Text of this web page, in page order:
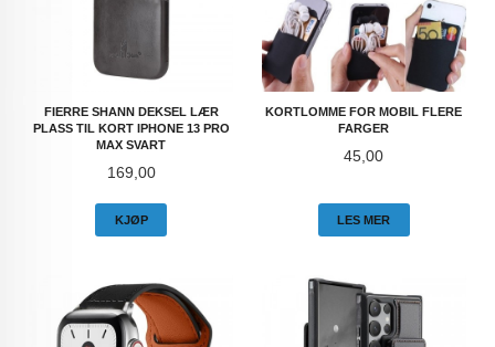
FIERRE SHANN DEKSEL LÆR
PLASS TIL KORT IPHONE 13 PRO
MAX SVART
Pris
169,00
KJØP
KORTLOMME FOR MOBIL FLERE
FARGER
Pris
45,00
LES MER